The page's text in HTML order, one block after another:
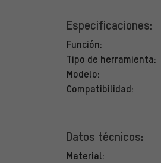
Especificaciones:
Función:
Tipo de herramienta:
Modelo:
Compatibilidad:
Datos técnicos:
Material: